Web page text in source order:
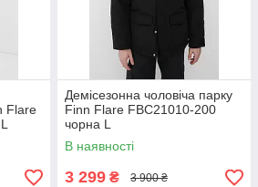
Flare
Демісезонна чоловіча парку
Finn Flare FBC21010-200
чорна L
В наявності
3 299 ₴ 3 900 ₴